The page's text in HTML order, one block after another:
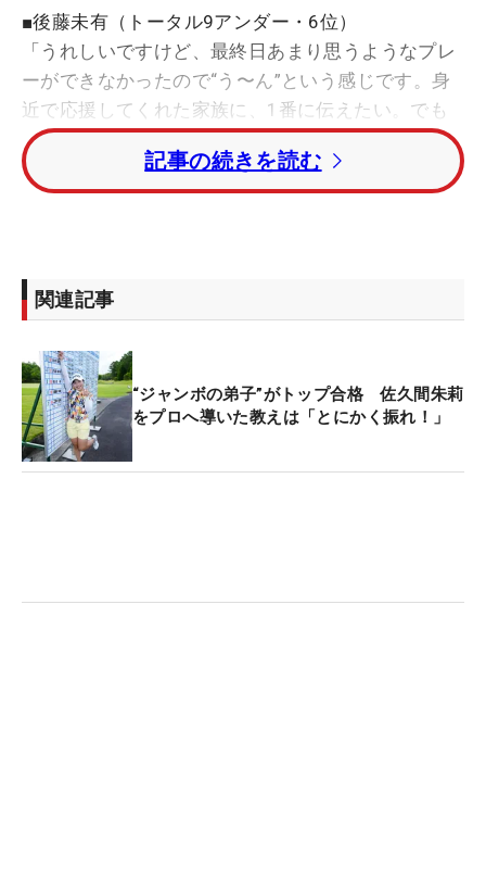
■後藤未有（トータル9アンダー・6位）
「うれしいですけど、最終日あまり思うようなプレ
ーができなかったので“う〜ん”という感じです。身
近で応援してくれた家族に、1番に伝えたい。でも
私の家族は厳しいので、『ここが最終目的じゃない
から、ここからって』言われると思います。私も小
さい時に宮里藍さんに憧れてゴルフを始めた。小さ
■工藤優海（ゆうみ、トータル8アンダー・7位タ
「うれしいのと同時にホッとしてます。ここに向け
て準備してきて、苦しかったこともあったけど、や
ってきたことが結果としてあらわれてよかったで
す。目標は申ジエさんと宮里藍さん。ショートゲー
■リ・ハナ（トータル8アンダー・7位タイ）
記事の続きを読む
関連記事
“ジャンボの弟子”がトップ合格 佐久間朱莉
をプロへ導いた教えは「とにかく振れ！」